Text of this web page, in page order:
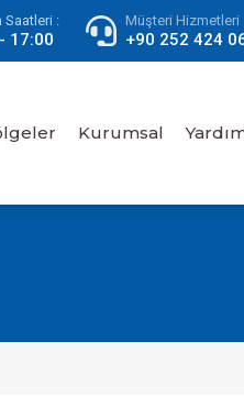
Saatleri :
17:00
Müşteri Hizmetleri
+90 252 424
Kurumsal